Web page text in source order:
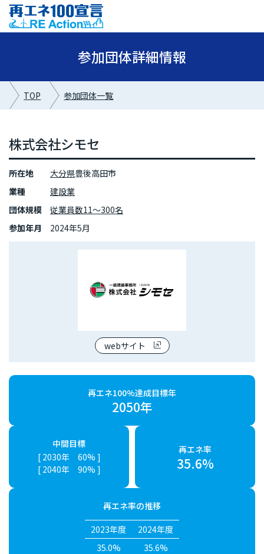
参加団体詳細情報
TOP 参加団体一覧
株式会社シモセ
所在地 大分県豊後高田市
業種
建設業
団体規模
従業員数11～300名
参加年月
2024年5月
webサイト
再エネ100%達成目標年
2050年
中間目標
[ 2030年 60% ]
[ 2040年 90% ]
再エネ率
35.6%
再エネ率の推移
2023年度
2024年度
35.0%
35.6%